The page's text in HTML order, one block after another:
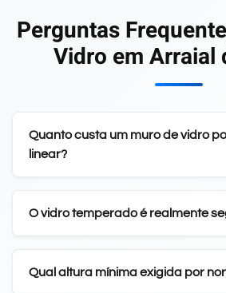
Perguntas
Vidro em Arraial
Quanto custa um muro de vidro
linear?
O vidro temperado é realmente
Qual altura mínima exigida por